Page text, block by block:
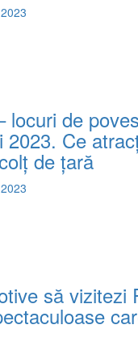
locuri de
2023. Ce
de țară
să vizitezi